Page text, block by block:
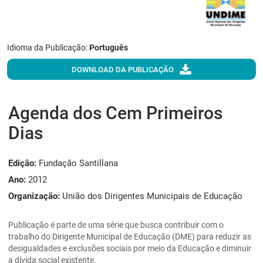
Agenda dos Cem Primeiros
Dias
Edição: Fundação Santillana
Ano: 2012
Organização: União dos Dirigentes Municipais de Educação
Publicação é parte de uma série que busca contribuir com o
trabalho do Dirigente Municipal de Educação (DME) para reduzir as
desigualdades e exclusões sociais por meio da Educação e diminuir
a dívida social existente.
Idioma da Publicação: Português
DOWNLOAD DA PUBLICAÇÃO